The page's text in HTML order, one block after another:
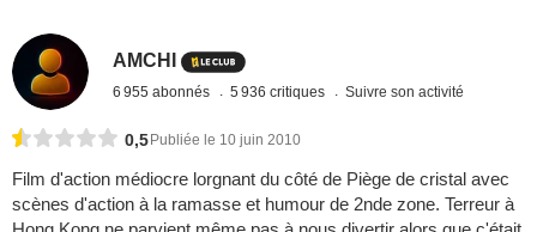
AMCHI
6 955 abonnés 5 936 critiques Suivre son activité
0,5 Publiée le 10 juin 2010
Film d'action médiocre lorgnant du côté de Piège de cristal avec
scènes d'action à la ramasse et humour de 2nde zone. Terreur à